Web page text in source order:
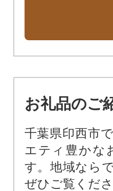
お礼品のご
千葉県印西市
エティ豊かな
す。地域なら
ぜひご覧くださ